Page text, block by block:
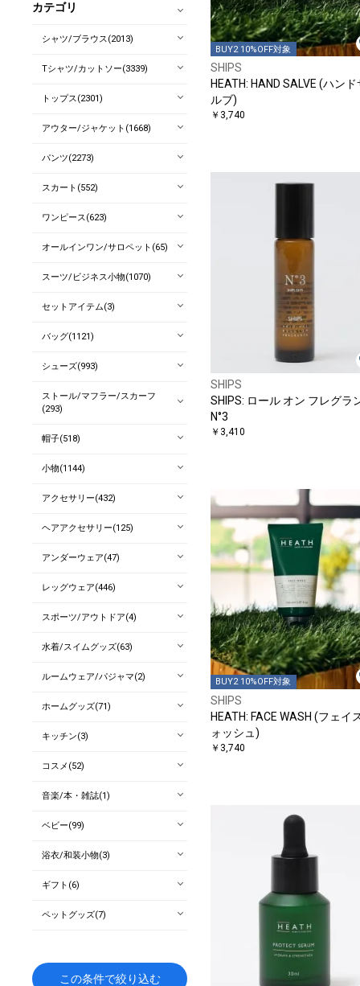
BUY2 10%OFF対象
SHIPS
HEATH: HAND SALVE (ハンド
ルブ)
￥3,740
SHIPS
SHIPS: ロール オン フレグラ
N°3
￥3,410
BUY2 10%OFF対象
SHIPS
HEATH: FACE WASH (フェイ
ォッシュ)
￥3,740
カテゴリ
シャツ/ブラウス(2013)
Tシャツ/カットソー(3339)
トップス(2301)
アウター/ジャケット(1668)
パンツ(2273)
スカート(552)
ワンピース(623)
オールインワン/サロペット(65)
スーツ/ビジネス小物(1070)
セットアイテム(3)
バッグ(1121)
シューズ(993)
ストール/マフラー/スカーフ
(293)
帽子(518)
小物(1144)
アクセサリー(432)
ヘアアクセサリー(125)
アンダーウェア(47)
レッグウェア(446)
スポーツ/アウトドア(4)
水着/スイムグッズ(63)
ルームウェア/パジャマ(2)
ホームグッズ(71)
キッチン(3)
コスメ(52)
音楽/本・雑誌(1)
ベビー(99)
浴衣/和装小物(3)
ギフト(6)
ペットグッズ(7)
この条件で絞り込む